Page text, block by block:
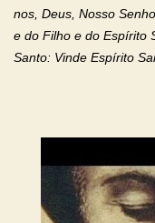
nos, Deus, Nosso
e do Filho e do Espírito
Santo: Vinde Espírito
o mesmo Espírito e
Cristo, Senhor Nosso.
Poderoso, Criador do